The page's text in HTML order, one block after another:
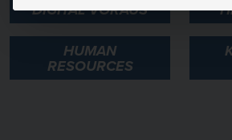
DIGITAL VORAUS
HUMAN
RESOURCES